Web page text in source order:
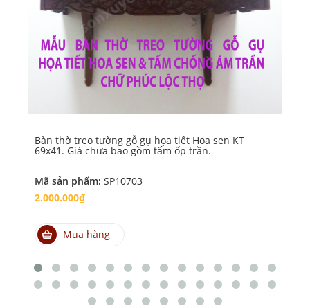
Bàn thờ treo tường gỗ gụ họa tiết Hoa sen KT
69x41. Giá chưa bao gồm tấm ốp trần.
Mã sản phẩm: SP10703
2.000.000₫
Mua hàng